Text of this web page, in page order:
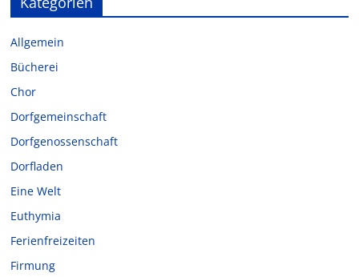
Allgemein
Bücherei
Chor
Dorfgemeinschaft
Dorfgenossenschaft
Dorfladen
Eine Welt
Euthymia
Ferienfreizeiten
Firmung